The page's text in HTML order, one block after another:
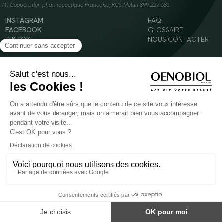
(1) Coopération pharmaceutique Française, RCS Melun 399 227 636
INSTAGRAM
FACEBOOK
TIKTOK
YOUTUBE
FAQ
GLOSSAIRE
NOUS CONTACTER
© 2024 Oenobiol Paris
Mentions légales
Politique en matière de cookies
POUR VOTRE SANTÉ, MANGEZ AU MOINS CINQ FRUITS ET LÉGUMES PAR JOUR -
Les complément alimentaires doivent être utilisés dans le cadre d'un mode de vie sain et
ne pas être utilisés comme substituts d'un régimes alimentaire varié et équilibré.